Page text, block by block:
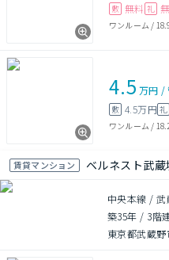
敷 無料 礼
ワンルーム /
4.5 万円 /
敷 4.5万円礼
ワンルーム /
賃貸マンション ベルネスト武蔵
中央本線 / 武
築35年 / 3階
東京都武蔵